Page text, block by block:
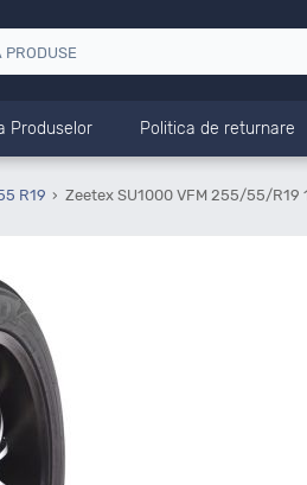
Produselor Politica de returnare
R19 Zeetex SU1000 VFM 255/55/R19